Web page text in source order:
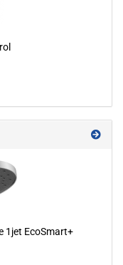
1jet Ec­oS­mart+